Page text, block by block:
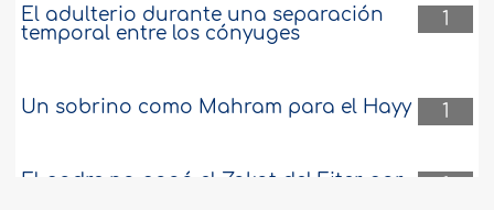
1
El adulterio durante una separación
temporal entre los cónyuges
1
Un sobrino como Mahram para el Hayy
El padre no pagó el Zakat del Fiter por